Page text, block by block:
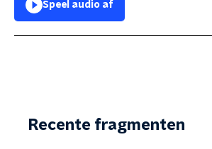
Speel audio af
Recente fragmenten